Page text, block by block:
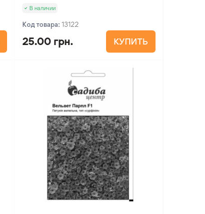
В наличии
Код товара: 13122
25.00 грн. КУПИТЬ